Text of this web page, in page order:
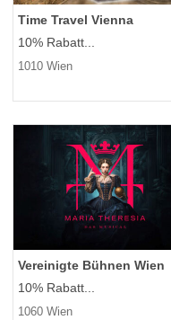
Time Travel Vienna
10% Rabatt...
1010 Wien
Vereinigte Bühnen Wien
10% Rabatt...
1060 Wien